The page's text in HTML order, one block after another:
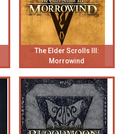
The Elder Scrolls III:
Morrowind